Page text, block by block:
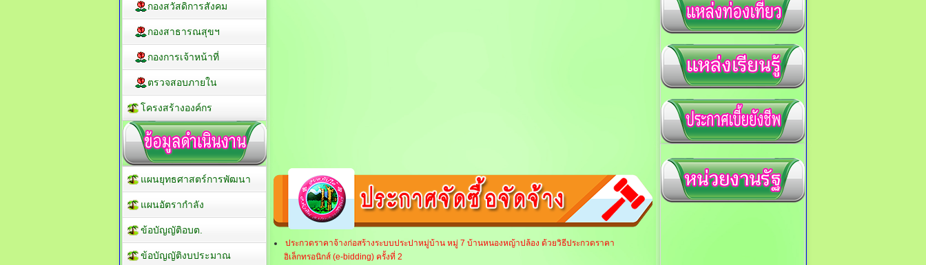
ประกวดราคาจ้างก่อสร้างระบบประปาหมู่บ้าน หมู่ 7 บ้านหนองหญ้าปล้อง ด้วยวิธีประกวดราคา
อิเล็กทรอนิกส์ (e-bidding) ครั้งที่ 2
กองสวัสดิการสังคม
กองสาธารณสุขฯ
กองการเจ้าหน้าที่
ตรวจสอบภายใน
โครงสร้างองค์กร
แผนยุทธศาสตร์การพัฒนา
แผนอัตรากำลัง
ข้อบัญญัติอบต.
ข้อบัญญัติงบประมาณ